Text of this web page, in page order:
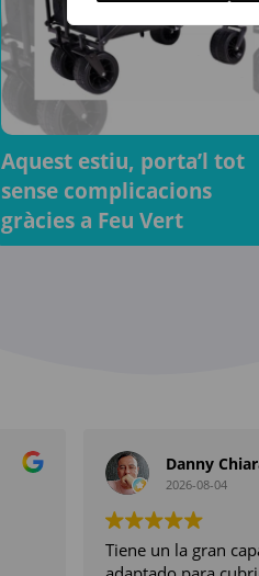
Aquest estiu, porta’l tot
sense complicacions
gràcies a Feu Vert
Danny
2026-08-04
Tiene un la gran